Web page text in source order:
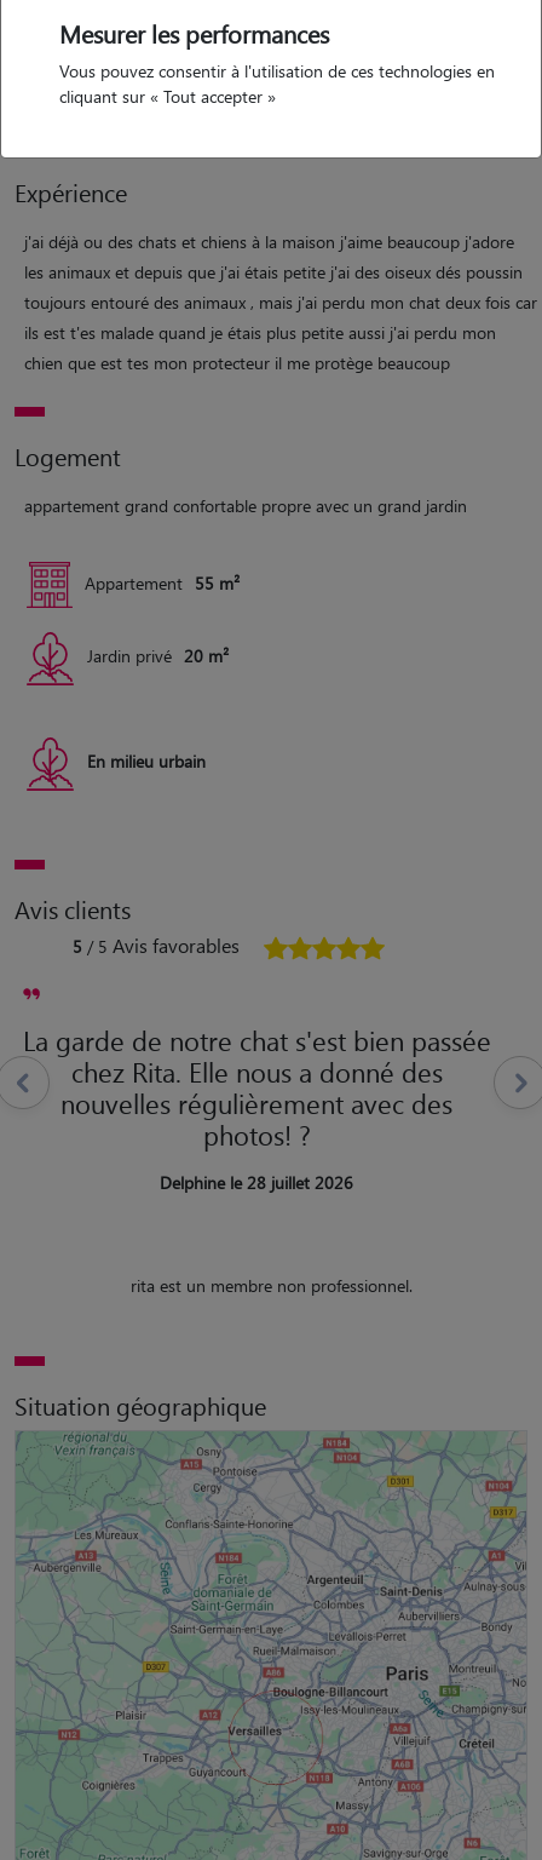
beaucoup les animaux depuis tout petit et j'ai grandi avec en plus ma
fille de presque 2 ans adore les animaux donc sa serai avec un grand
plaisir de les garde à la maison et prend soin
Expérience
j'ai déjà ou des chats et chiens à la maison j'aime beaucoup j'adore
les animaux et depuis que j'ai étais petite j'ai des oiseux dés poussin
toujours entouré des animaux , mais j'ai perdu mon chat deux fois car
ils est t'es malade quand je étais plus petite aussi j'ai perdu mon
chien que est tes mon protecteur il me protège beaucoup
Logement
appartement grand confortable propre avec un grand jardin
Appartement 55 m²
Jardin privé 20 m²
En milieu urbain
Avis clients
5 / 5 Avis favorables
La garde de notre chat s'est bien passée
chez Rita. Elle nous a donné des
nouvelles régulièrement avec des
photos! ?
Delphine le 28 juillet 2026
rita est un membre non professionnel.
Situation géographique
Mesurer les performances
Vous pouvez consentir à l'utilisation de ces technologies en
cliquant sur « Tout accepter »